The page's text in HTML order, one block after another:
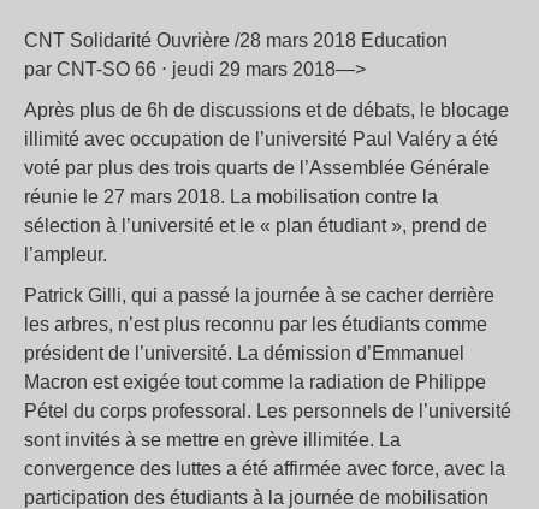
CNT Solidarité Ouvrière /28 mars 2018 Education
par CNT-SO 66 ⋅ jeudi 29 mars 2018—>
Après plus de 6h de discussions et de débats, le blocage
illimité avec occupation de l’université Paul Valéry a été
voté par plus des trois quarts de l’Assemblée Générale
réunie le 27 mars 2018. La mobilisation contre la
sélection à l’université et le « plan étudiant », prend de
l’ampleur.
Patrick Gilli, qui a passé la journée à se cacher derrière
les arbres, n’est plus reconnu par les étudiants comme
président de l’université. La démission d’Emmanuel
Macron est exigée tout comme la radiation de Philippe
Pétel du corps professoral. Les personnels de l’université
sont invités à se mettre en grève illimitée. La
convergence des luttes a été affirmée avec force, avec la
participation des étudiants à la journée de mobilisation